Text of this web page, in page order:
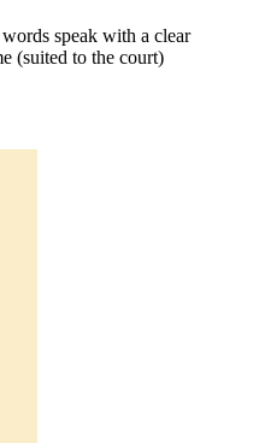
speak with a clear
(suited to the court)